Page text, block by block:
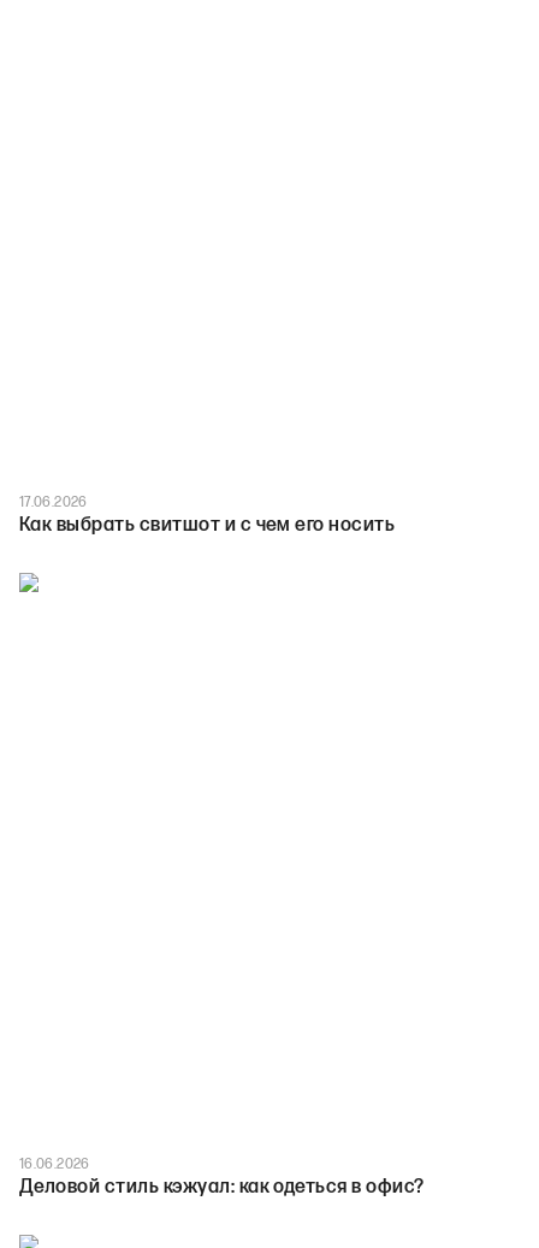
17.06.2026
Как выбрать свитшот и с чем его носить
16.06.2026
Деловой стиль кэжуал: как одеться в офис?